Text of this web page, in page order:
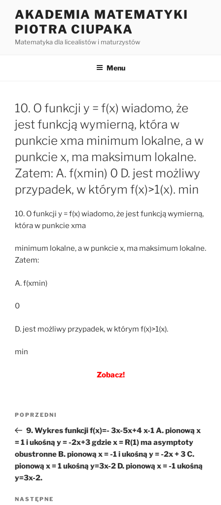
treści
AKADEMIA MATEMATYKI
PIOTRA CIUPAKA
Matematyka dla licealistów i maturzystów
Menu
10. O funkcji y = f(x) wiadomo, że
jest funkcją wymierną, która w
punkcie xma minimum lokalne, a w
punkcie x, ma maksimum lokalne.
Zatem: A. f(xmin) 0 D. jest możliwy
przypadek, w którym f(x)>1(x). min
10. O funkcji y = f(x) wiadomo, że jest funkcją wymierną,
która w punkcie xma
minimum lokalne, a w punkcie x, ma maksimum lokalne.
Zatem:
A. f(xmin)
0
D. jest możliwy przypadek, w którym f(x)>1(x).
min
Zobacz!
Poprzedni
wpis
POPRZEDNI
9. Wykres funkcji f(x)=- 3x-5x+4 x-1 A. pionową x
= 1 i ukośną y = -2x+3 gdzie x = R(1) ma asymptoty
obustronne B. pionową x = -1 i ukośną y = -2x + 3 C.
pionową x = 1 ukośną y=3x-2 D. pionową x = -1 ukośną
y=3x-2.
Następny
NASTĘPNE